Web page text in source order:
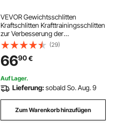
VEVOR Gewichtsschlitten
Kraftschlitten Krafttrainingsschlitten
zur Verbesserung der
Geschwindigkeit bei sportlichen
Übungen, Fitnessgerät mit Gurt, für
51 mm Gewichtsscheiben Orange &
Schwarz
(29)
6690€
Auf Lager.
Lieferung:sobald So. Aug. 9
Zum Warenkorb hinzufügen